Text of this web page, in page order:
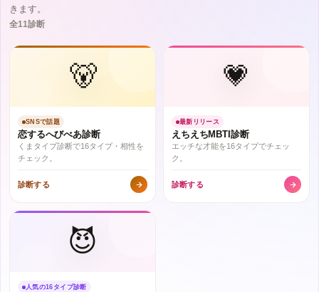
きます。
全11診断
🐻
SNSで話題
恋するへびべあ診断
くまタイプ診断で16タイプ・相性を
チェック。
診断する
💗
最新リリース
えちえちMBTI診断
エッチな才能を16タイプでチェッ
ク。
診断する
😈
人気の16タイプ診断